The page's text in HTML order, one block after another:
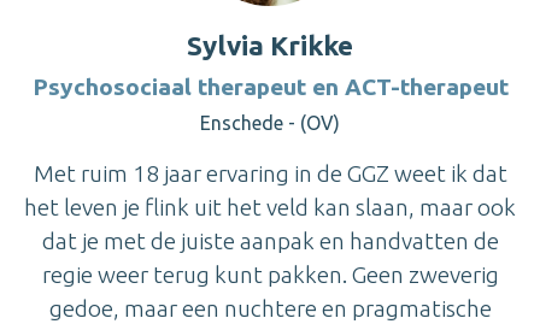
Sylvia Krikke
Psychosociaal therapeut en ACT-therapeut
Enschede - (OV)
Met ruim 18 jaar ervaring in de GGZ weet ik dat
het leven je flink uit het veld kan slaan, maar ook
dat je met de juiste aanpak en handvatten de
regie weer terug kunt pakken. Geen zweverig
gedoe, maar een nuchtere en pragmatische